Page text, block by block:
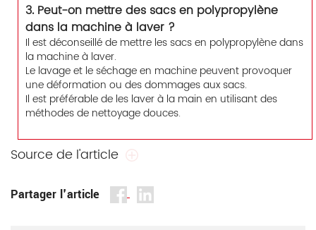
3. Peut-on mettre des sacs en polypropylène
dans la machine à laver ?
Il est déconseillé de mettre les sacs en polypropylène dans
la machine à laver.
Le lavage et le séchage en machine peuvent provoquer
une déformation ou des dommages aux sacs.
Il est préférable de les laver à la main en utilisant des
méthodes de nettoyage douces.
Source de l'article
Partager l'article